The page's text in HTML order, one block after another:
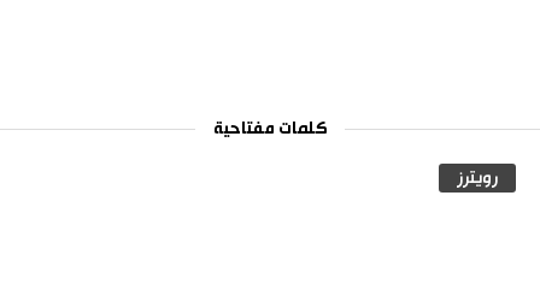
كلمات مفتاحية
رويترز